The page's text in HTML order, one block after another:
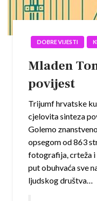
DOBRE VIJESTI
Mladen
povijest
Trijumf hrvatske
cjelovita sinteza
Golemo
opsegom od 863
fotografija, crteža i
put obuhvaća sve
ljudskog društva…